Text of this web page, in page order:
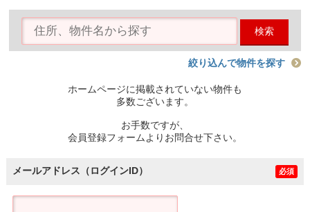
物件を探す
購入TOP
条件から探す
住宅ローン控除シミュレータ
検索
絞り込んで物件を探す
ホームページに掲載されていない物件も
多数ございます。
お手数ですが、
会員登録フォームよりお問合せ下さい。
メールアドレス（ログインID） 必須